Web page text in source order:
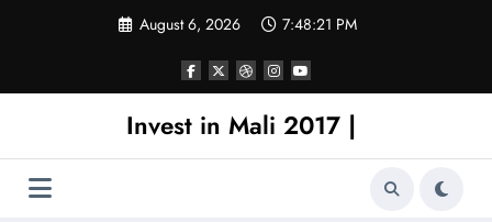
August 6, 2026 7:48:21 PM
Invest in Mali 2017 |